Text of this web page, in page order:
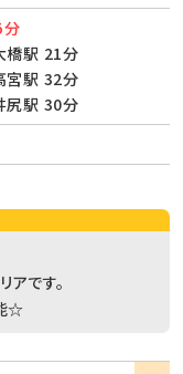
分
橋駅 21分
宮駅 32分
尻駅 30分
です。
☆